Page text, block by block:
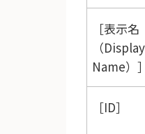
表示名
（Display
Name）
ID